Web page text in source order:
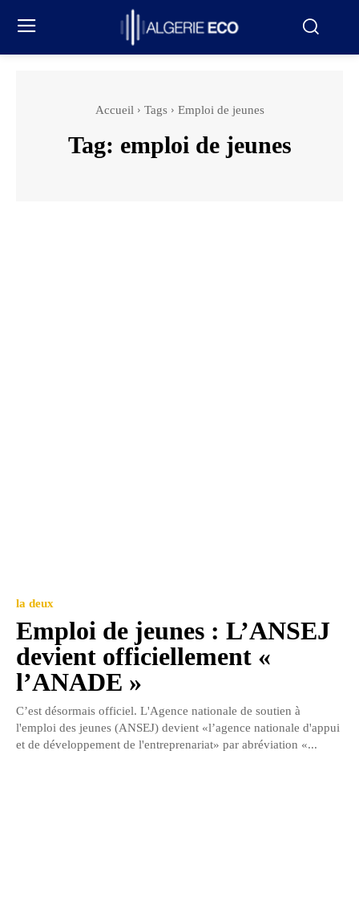
Accueil Tags Emploi de jeunes
Tag: emploi de jeunes
la deux
Emploi de jeunes : L’ANSEJ
devient officiellement «
l’ANADE »
C’est désormais officiel. L'Agence nationale de soutien à
l'emploi des jeunes (ANSEJ) devient «l’agence nationale d'appui
et de développement de l'entreprenariat» par abréviation «...